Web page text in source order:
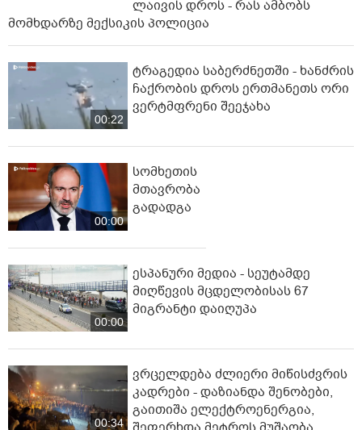
ლაივის დროს - რას ამბობს
მომხდარზე მექსიკის პოლიცია
00:22
ტრაგედია საბერძნეთში - ხანძრის
ჩაქრობის დროს ერთმანეთს ორი
ვერტმფრენი შეეჯახა
00:00
სომხეთის
მთავრობა
გადადგა
00:00
ესპანური მედია - სეუტამდე
მიღწევის მცდელობისას 67
მიგრანტი დაიღუპა
00:34
ვრცელდება ძლიერი მიწისძვრის
კადრები - დაზიანდა შენობები,
გაითიშა ელექტროენერგია,